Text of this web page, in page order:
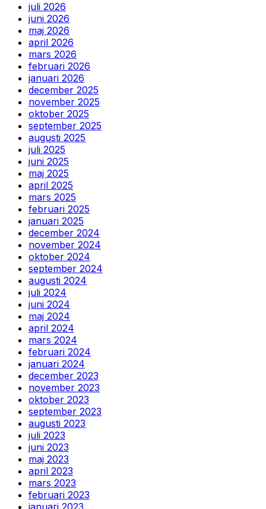
juli 2026
juni 2026
maj 2026
april 2026
mars 2026
februari 2026
januari 2026
december 2025
november 2025
oktober 2025
september 2025
augusti 2025
juli 2025
juni 2025
maj 2025
april 2025
mars 2025
februari 2025
januari 2025
december 2024
november 2024
oktober 2024
september 2024
augusti 2024
juli 2024
juni 2024
maj 2024
april 2024
mars 2024
februari 2024
januari 2024
december 2023
november 2023
oktober 2023
september 2023
augusti 2023
juli 2023
juni 2023
maj 2023
april 2023
mars 2023
februari 2023